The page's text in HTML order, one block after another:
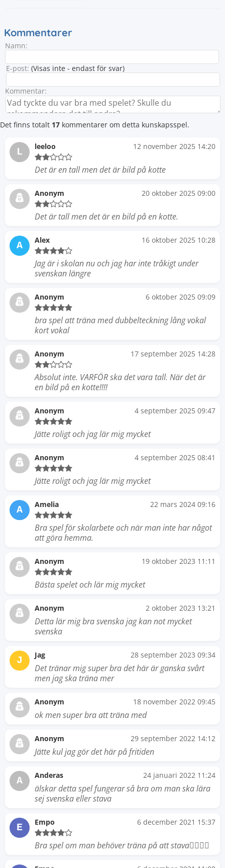
Kommentarer
Namn:
E-post: (Visas inte - endast för svar)
Kommentar:
Det finns totalt 17 kommentarer om detta kunskapsspel.
L leeloo 12 november 2025 14:20
Det är en tall men det är bild på kotte
Anonym 20 oktober 2025 09:00
Det är tall men det är en bild på en kotte.
A Alex 16 oktober 2025 10:28
Jag är i skolan nu och jag har inte tråkigt under
svenskan längre
Anonym 6 oktober 2025 09:09
bra spel att träna med dubbelteckning lång vokal
kort vokal
Anonym 17 september 2025 14:28
Absolut inte. VARFÖR ska det vara tall. När det är
en bild på en kotte!!!!
Anonym 4 september 2025 09:47
Jätte roligt och jag lär mig mycket
Anonym 4 september 2025 08:41
Jätte roligt och jag lär mig mycket
A Amelia 22 mars 2024 09:16
Bra spel för skolarbete och när man inte har något
att göra hemma.
Anonym 19 oktober 2023 11:11
Bästa spelet och lär mig mycket
Anonym 2 oktober 2023 13:21
Detta lär mig bra svenska jag kan not mycket
svenska
J Jag 28 september 2023 09:34
Det tränar mig super bra det här är ganska svårt
men jag ska träna mer
Anonym 18 november 2022 09:45
ok men super bra att träna med
Anonym 29 september 2022 14:12
Jätte kul jag gör det här på fritiden
A Anderas 24 januari 2022 11:24
älskar detta spel fungerar så bra om man ska lära
sej svenska eller stava
E Empo 6 december 2021 15:37
Bra spel om man behöver träna på att stava👌🏻👍🏻